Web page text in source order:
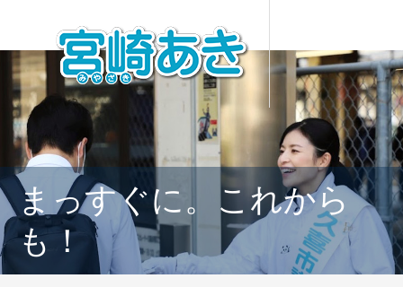
まっすぐに。これから
も！